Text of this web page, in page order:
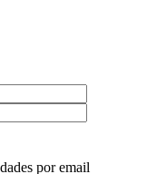
por email